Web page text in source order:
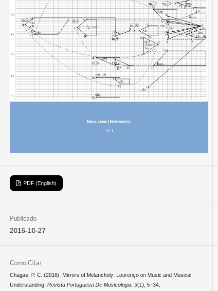
PDF (English)
Publicado
2016-10-27
Como Citar
Chagas, P. C. (2016). Mirrors of Melancholy: Lourenço on Music and Musical
Understanding. Revista Portuguesa De Musicologia, 3(1), 5–34.